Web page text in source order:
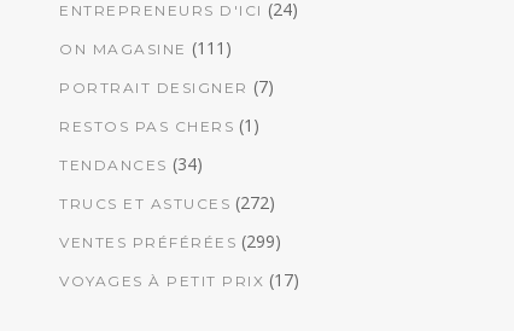
ENTREPRENEURS D'ICI (24)
ON MAGASINE (111)
PORTRAIT DESIGNER (7)
RESTOS PAS CHERS (1)
TENDANCES (34)
TRUCS ET ASTUCES (272)
VENTES PRÉFÉRÉES (299)
VOYAGES À PETIT PRIX (17)